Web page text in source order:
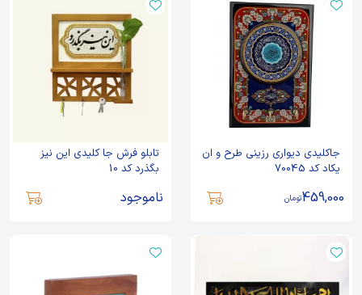
جاکلیدی دیواری رزینی طرح و ان
یکاد کد 70045
459,000تومان
تابلو فرش جا کلیدی این نیز
بگذرد کد 10
ناموجود